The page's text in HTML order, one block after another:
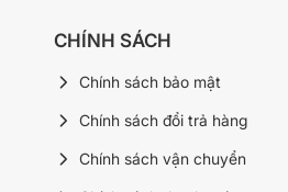
CHÍNH SÁCH
Chính sách bảo mật
Chính sách đổi trả hàng
Chính sách vận chuyển